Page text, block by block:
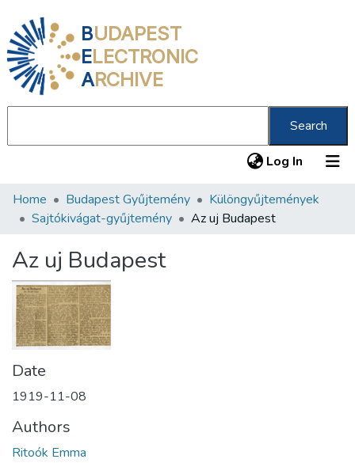
BUDAPEST
ELECTRONIC
ARCHIVE
Search
Log In (current)
Communities & Collections
Statistics
About us
Home Budapest Gyűjtemény
Különgyűjtemények
Sajtókivágat-gyűjtemény
Az uj Budapest
Az uj Budapest
Date
1919-11-08
Authors
Ritoók Emma